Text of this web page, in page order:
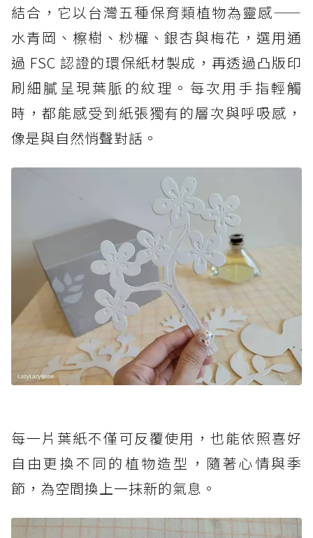
結合，它以台灣五種保育類植物為靈感——
水青岡、檫樹、桫欏、銀杏與梅花，選用通
過 FSC 認證的環保紙材製成，再透過凸版印
刷細膩呈現葉脈的紋理。每次用手指輕觸
時，都能感受到紙張獨有的層次與呼吸感，
像是與自然悄聲對話。
每一片葉紙不僅可反覆使用，也能依照喜好
自由更換不同的植物造型，隨著心情與季
節，為空間換上一抹新的氣息。